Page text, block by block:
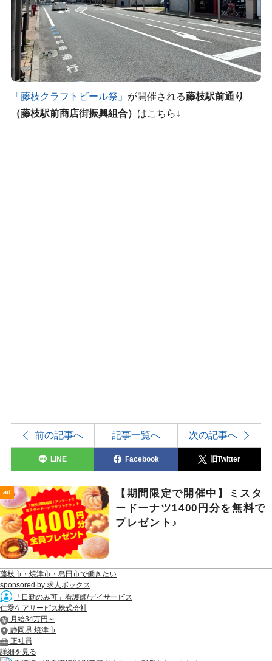
「藤枝クラフトビール祭」 が開催される藤枝駅前通り
（藤枝駅前商店街振興組合） はこちら↓
前の記事へ 記事一覧へ 次の記事へ
LINE Facebook 旧Twitter
ad
【期間限定で開催中】ミスタ
ードーナツ1400円分を無料で
プレゼント♪
藤枝市・焼津市・島田市で働きたい
sponsored by 求人ボックス
「日勤のみ可」看護師/デイサービス
仁愛ケアサービス株式会社
月給34万円～
静岡県 焼津市
正社員
詳細を見る